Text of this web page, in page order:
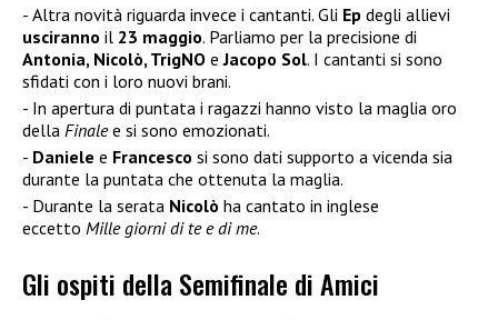
Altra novità riguarda invece i cantanti. Gli Ep degli allievi
usciranno il 23 maggio. Parliamo per la precisione di
Antonia, Nicolò, TrigNO e Jacopo Sol. I cantanti si sono
sfidati con i loro nuovi brani.
In apertura di puntata i ragazzi hanno visto la maglia oro
della Finalee si sono emozionati.
Daniele e Francesco si sono dati supporto a vicenda sia
durante la puntata che ottenuta la maglia.
Durante la serata Nicolò ha cantato in inglese
eccetto Mille giorni di te e di me.
Gli ospiti della Semifinale di Amici